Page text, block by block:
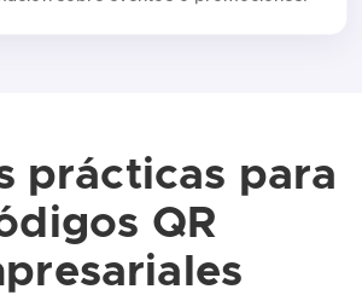
prácticas para
QR